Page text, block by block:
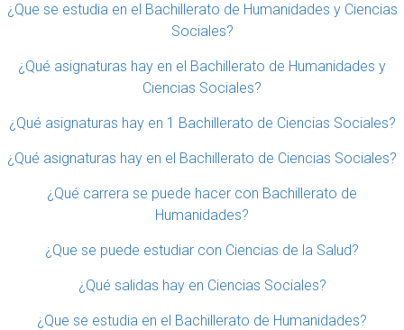
¿Que se estudia en el Bachillerato de Humanidades y Ciencias
Sociales?
¿Qué asignaturas hay en el Bachillerato de Humanidades y
Ciencias Sociales?
¿Qué asignaturas hay en 1 Bachillerato de Ciencias Sociales?
¿Qué asignaturas hay en el Bachillerato de Ciencias Sociales?
¿Qué carrera se puede hacer con Bachillerato de
Humanidades?
¿Que se puede estudiar con Ciencias de la Salud?
¿Qué salidas hay en Ciencias Sociales?
¿Que se estudia en el Bachillerato de Humanidades?